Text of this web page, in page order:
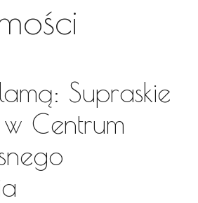
Supraskie
Centrum